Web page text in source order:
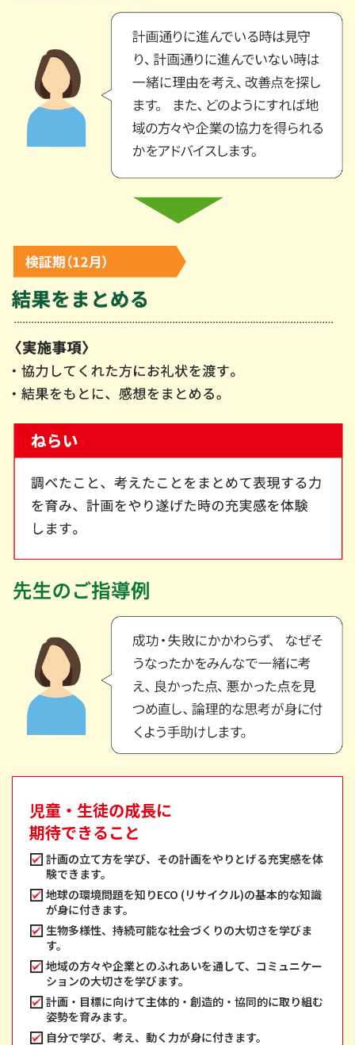
児童・生徒の成長に
期待できること
計画の立て方を学び、その計画をやりとげる充実感を体
験できます。
地球の環境問題を知りECO (リサイクル)の基本的な知識
が身に付きます。
生物多様性、持続可能な社会づくりの大切さを学びま
す。
地域の方々や企業とのふれあいを通して、コミュニケー
ションの大切さを学びます。
計画・目標に向けて主体的・創造的・協同的に取り組む
姿勢を育みます。
自分で学び、考え、動く力が身に付きます。